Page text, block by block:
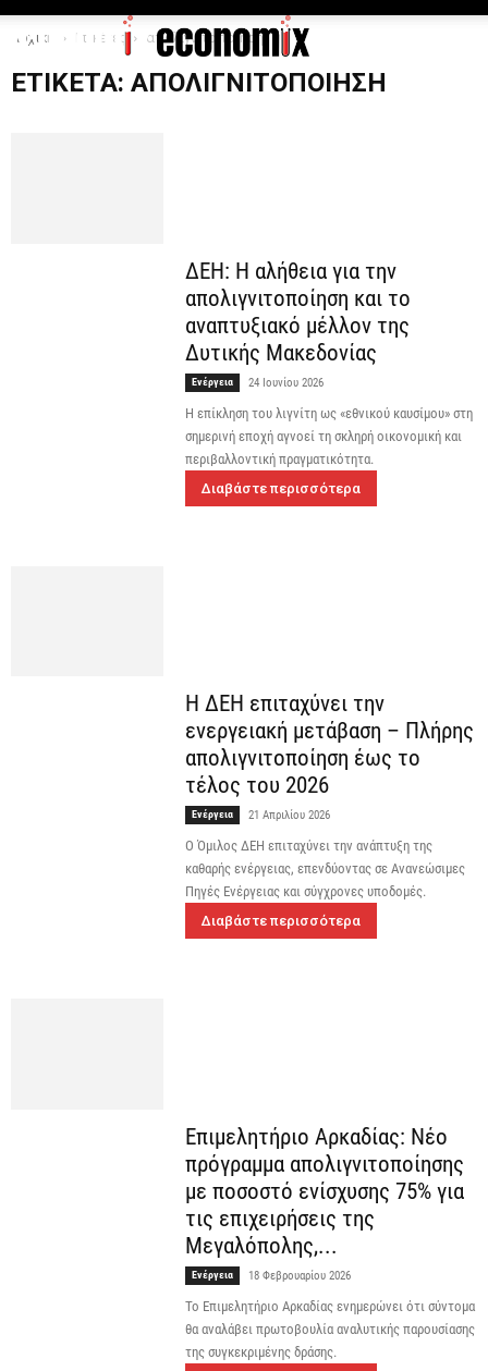
Αρχική Ετικέτες απολιγνιτοποίηση
ΕΤΙΚΈΤΑ: ΑΠΟΛΙΓΝΙΤΟΠΟΊΗΣΗ
ΔΕΗ: Η αλήθεια για την
απολιγνιτοποίηση και το
αναπτυξιακό μέλλον της
Δυτικής Μακεδονίας
Ενέργεια 24 Ιουνίου 2026
Η επίκληση του λιγνίτη ως «εθνικού καυσίμου» στη
σημερινή εποχή αγνοεί τη σκληρή οικονομική και
περιβαλλοντική πραγματικότητα.
Διαβάστε περισσότερα
Η ΔΕΗ επιταχύνει την
ενεργειακή μετάβαση – Πλήρης
απολιγνιτοποίηση έως το
τέλος του 2026
Ενέργεια 21 Απριλίου 2026
Ο Όμιλος ΔΕΗ επιταχύνει την ανάπτυξη της
καθαρής ενέργειας, επενδύοντας σε Ανανεώσιμες
Πηγές Ενέργειας και σύγχρονες υποδομές.
Διαβάστε περισσότερα
Επιμελητήριο Αρκαδίας: Νέο
πρόγραμμα απολιγνιτοποίησης
με ποσοστό ενίσχυσης 75% για
τις επιχειρήσεις της
Μεγαλόπολης,...
Ενέργεια 18 Φεβρουαρίου 2026
Το Επιμελητήριο Αρκαδίας ενημερώνει ότι σύντομα
θα αναλάβει πρωτοβουλία αναλυτικής παρουσίασης
της συγκεκριμένης δράσης.